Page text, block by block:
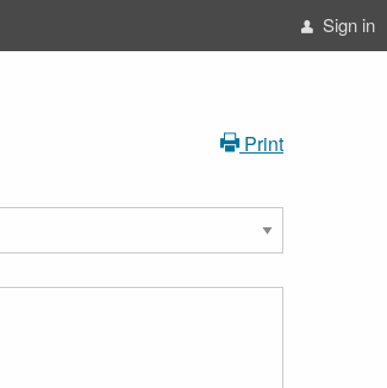
Sign in
Print